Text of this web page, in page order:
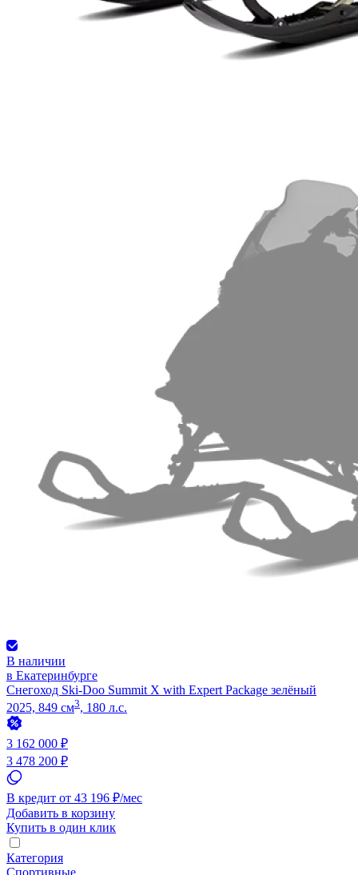
В наличии
в Екатеринбурге
Снегоход Ski-Doo Summit X with Expert Package зелёный
2025, 849 см3, 180 л.с.
3 162 000 ₽
3 478 200 ₽
В кредит от 43 196 ₽/мес
Добавить в корзину
Купить в один клик
Категория